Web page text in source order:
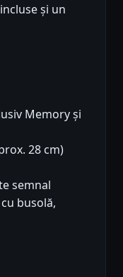
și un
Memory și
28 cm)
semnal
busolă,